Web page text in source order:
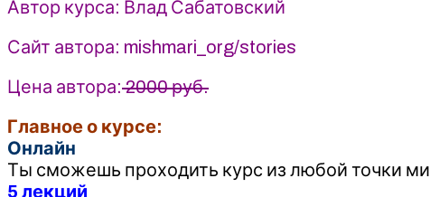
Сабатовский
Автор курса: Влад Сабатовский
Сайт автора: mishmari_org/stories
Цена автора:2000 руб.
Главное о курсе:
Онлайн
Ты сможешь проходить курс из любой точки
5 лекций